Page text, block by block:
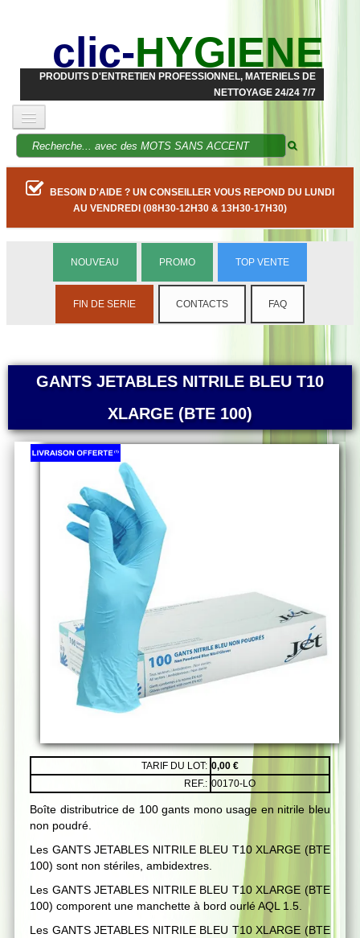
clic-HYGIENE
PRODUITS D'ENTRETIEN PROFESSIONNEL, MATERIELS DE
NETTOYAGE 24/24 7/7
BESOIN D'AIDE ? UN CONSEILLER VOUS REPOND DU LUNDI
AU VENDREDI (08H30-12H30 & 13H30-17H30)
NOUVEAU PROMO TOP VENTE
FIN DE SERIE CONTACTS FAQ
GANTS JETABLES NITRILE BLEU T10
XLARGE (BTE 100)
TARIF DU LOT: 0,00 €
REF.: 00170-LO
Boîte distributrice de 100 gants mono usage en nitrile bleu
non poudré.
Les GANTS JETABLES NITRILE BLEU T10 XLARGE (BTE
100) sont non stériles, ambidextres.
Les GANTS JETABLES NITRILE BLEU T10 XLARGE (BTE
100) comporent une manchette à bord ourlé AQL 1.5.
Les GANTS JETABLES NITRILE BLEU T10 XLARGE (BTE